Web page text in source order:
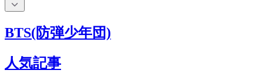
BTS(防弾少年団)
人気記事